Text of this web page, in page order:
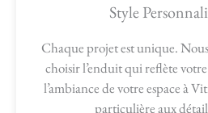
Style
Chaque projet est unique.
choisir l’enduit qui reflète
l’ambiance de votre espace à
particulière aux